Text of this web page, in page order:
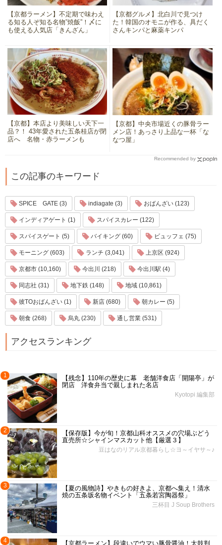
【京都ラーメン】不定期で味わえ
る知る人ぞ知る名物”焼飯”！〆に
も使える人気店「きんざん」
【京都グルメ】北白川で見つけ
た！韓国のオモニが作る、具だく
さんキンパと麻薬キンパ
【京都】本店より美味しい天下一
品？！ 43年愛された五条桂店が閉
店へ 名物・赤ラーメンも
【京都】中央市場近くの豚骨ラー
メン店！あっさり上品な一杯「な
なつ屋」
Recommended by
この記事のキーワード
SPICE GATE (3) indiagate (3) おばんざい (123)
インディアゲート (1) スパイスカレー (122)
スパイスゲート (5) バイキング (60) ビュッフェ (75)
モーニング (603) ランチ (3,041) 上京区 (924)
京都市 (10,160) 今出川 (218) 今出川駅 (4)
同志社 (31) 地下鉄 (148) 地域 (10,861)
彼TOおばんざい (1) 新店 (680) 朝カレー (5)
朝食 (268) 烏丸 (230) 通し営業 (531)
アクセスランキング
1
【残念】110年の歴史に幕 老舗洋食店「開陽亭」が
閉店 洋食弁当で親しまれた名店
Kyotopi 編集部
2
【保存版】今が旬！京都山科オススメの穴場ぶどう
直売所☆シャインマスカット他【厳選３】
豆はなのリアル京都暮らし☆ヨ～イヤサ～♪
3
【夏の風物詩】やきもの好きよ、京都へ集え！清水
焼の五条坂名物イベント「五条若宮陶器祭」
三杯目 J Soup Brothers
4 【京都ラーメン】段違いでウマい豚骨醤油！太鼓判